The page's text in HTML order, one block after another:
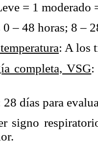
= 1 moderado
– 48 horas; 8 –
: A los
completa, VSG:
28 días para
signo